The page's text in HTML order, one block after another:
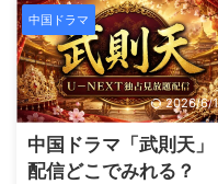
ファンタジー時代劇です。 命
を共有する契約を結んだ男女
が、過酷な運命に立ち向かい
ながら愛を育んでいく物語
で、美しい映像とスピーディ
ーな展開が魅力となっていま
す。 主演は龍珞縁～万年の
恋、君を待つ～で注目を集め
中国ドラマ
2026/6/
中国ドラマ「武則天」
配信どこでみれる？